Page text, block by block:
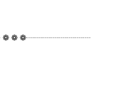
❁ ❁┈┈┈┈┈┈┈┈